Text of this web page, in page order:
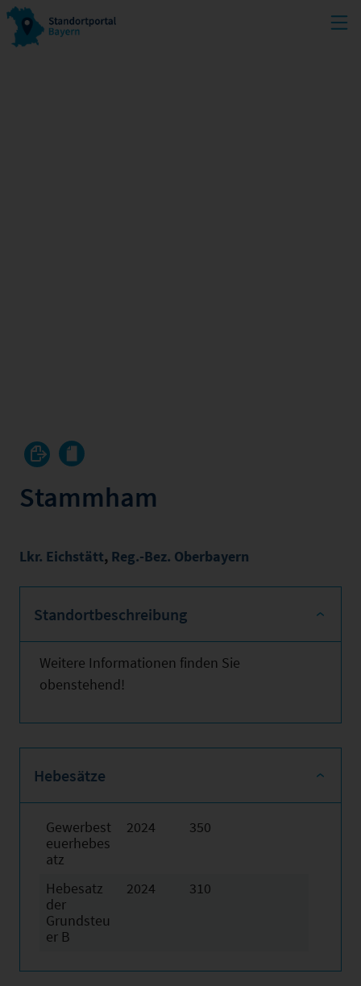
Stammham
Lkr. Eichstätt, Reg.-Bez. Oberbayern
Standortbeschreibung
Weitere Informationen finden Sie
obenstehend!
Hebesätze
Gewerbest
euerhebes
atz
2024 350
Hebesatz
der
Grundsteu
er B
2024 310